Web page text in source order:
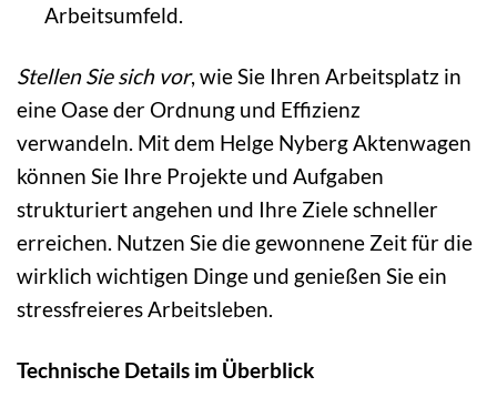
Arbeitsumfeld.
Stellen Sie sich vor, wie Sie Ihren Arbeitsplatz in
eine Oase der Ordnung und Effizienz
verwandeln. Mit dem Helge Nyberg Aktenwagen
können Sie Ihre Projekte und Aufgaben
strukturiert angehen und Ihre Ziele schneller
erreichen. Nutzen Sie die gewonnene Zeit für die
wirklich wichtigen Dinge und genießen Sie ein
stressfreieres Arbeitsleben.
Technische Details im Überblick